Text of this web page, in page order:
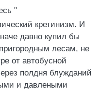
"
кретинизм. И
давно купил бы
лесам, не
от автобусной
полдня блужданий
и давлеными